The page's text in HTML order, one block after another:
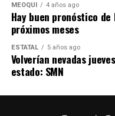
MEOQUI 4 años ago
Hay buen pronóstico
próximos meses
ESTATAL 5 años ago
Volverían nevadas
estado: SMN